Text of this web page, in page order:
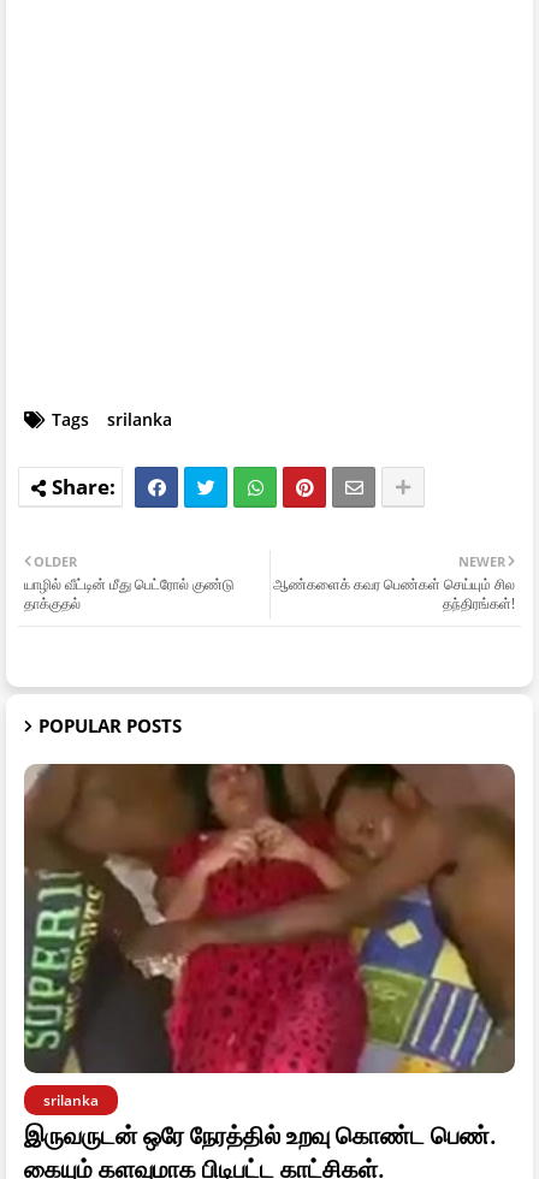
Tags srilanka
NEWER
ஆண்களைக் கவர பெண்கள் செய்யும் சில
தந்திரங்கள்!
OLDER
யாழில் வீட்டின் மீது பெட்ரோல் குண்டு
தாக்குதல்
POPULAR POSTS
srilanka
இருவருடன் ஒரே நேரத்தில் உறவு கொண்ட பெண்.
கையும் களவுமாக பிடிபட்ட காட்சிகள்.